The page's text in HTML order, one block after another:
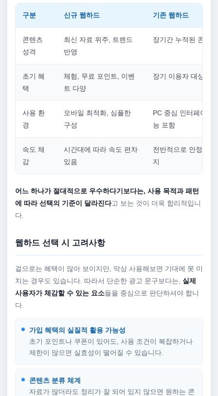
구분 신규 웹하드 기존 웹하드
콘텐츠
성격
최신 자료 위주, 트렌드
반영
장기간 누적된 콘텐
초기 혜
택
체험, 무료 포인트, 이벤
트 다양
장기 이용자 대상 혜
사용 환
경
모바일 최적화, 심플한
구성
PC 중심 인터페이스,
능 포함
속도 체
감
시간대에 따라 속도 편차
있음
전반적으로 안정적인
지
어느 하나가 절대적으로 우수하다기보다는, 사용 목적과 패턴
에 따라 선택의 기준이 달라진다고 보는 것이 더욱 합리적입니
다.
웹하드 선택 시 고려사항
겉으로는 혜택이 많아 보이지만, 막상 사용해보면 기대에 못 미
치는 경우도 있습니다. 따라서 단순한 광고 문구보다는, 실제
사용자가 체감할 수 있는 요소들을 중심으로 판단하셔야 합니
다.
가입 혜택의 실질적 활용 가능성
초기 포인트나 쿠폰이 있어도, 사용 조건이 복잡하거나
제한이 많으면 실효성이 떨어질 수 있습니다.
콘텐츠 분류 체계
자료가 많더라도 정리가 잘 되어 있지 않으면 원하는 콘